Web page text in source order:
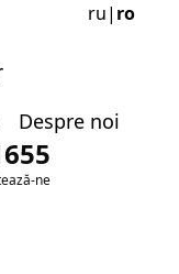
ru| ro
Despre noi
ne